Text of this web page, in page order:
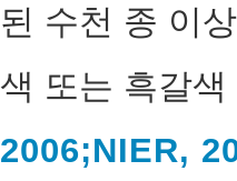
된 수천 종 이
색 또는 흑갈
2006;NIER,